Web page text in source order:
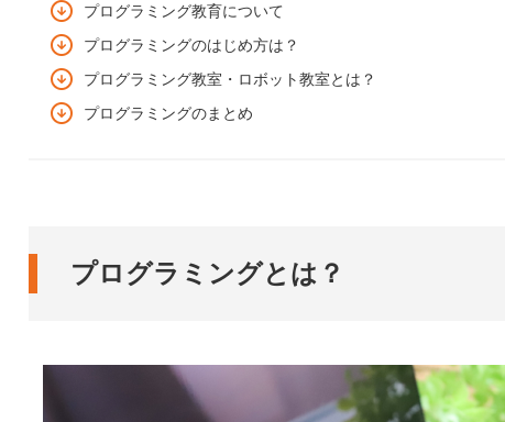
プログラミング教育について
プログラミングのはじめ方は？
プログラミング教室・ロボット教室とは？
プログラミングのまとめ
プログラミングとは？